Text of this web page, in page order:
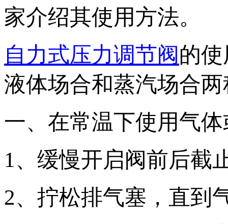
家介绍其使用方法。
自力式压力调节阀的
液体场合和蒸汽场合
一、在常温下使用气
1、缓慢开启阀前后截
2、拧松排气塞，直到